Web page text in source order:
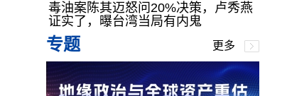
毒油案陈其迈怒问20%决策，卢秀燕
证实了，曝台湾当局有内鬼
专题 更多